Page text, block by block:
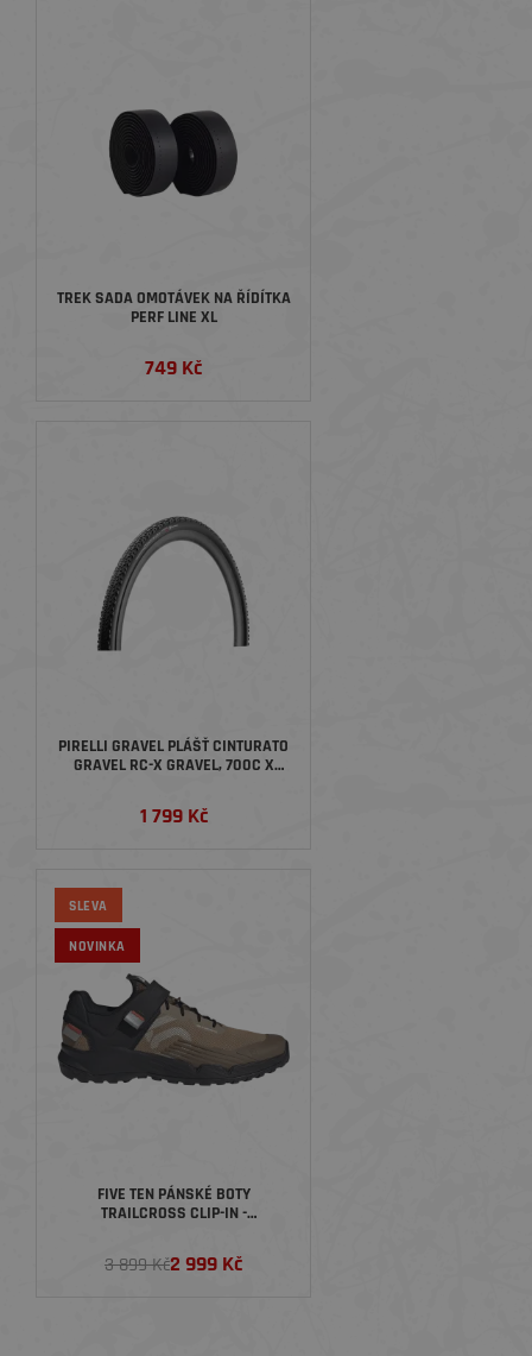
TREK SADA OMOTÁVEK NA ŘÍDÍTKA
PERF LINE XL
749 Kč
PIRELLI GRAVEL PLÁŠŤ CINTURATO
GRAVEL RC-X GRAVEL, 700C X
1 799 Kč
SLEVA
NOVINKA
FIVE TEN PÁNSKÉ BOTY
TRAILCROSS CLIP-IN -
3 899 Kč2 999 Kč